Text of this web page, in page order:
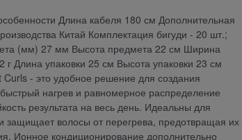
Длина кабеля 180 см Дополнительная
Китай Комплектация бигуди - 20 шт.;
(мм) 27 мм Высота предмета 22 см Ширина
Длина упаковки 25 см Высота упаковки 23 см
- это удобное решение для создания
нагрев и равномерное распределение
результата на весь день. Идеальны для
защищает волосы от перегрева, предотвращая их
Ионное кондиционирование дополнительно